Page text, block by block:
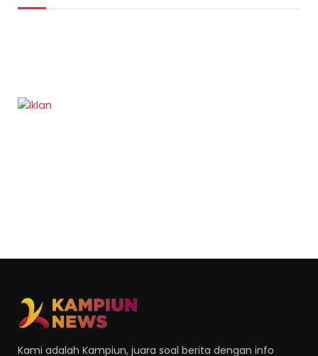
Kami adalah Kampiun, juara soal berita dengan info